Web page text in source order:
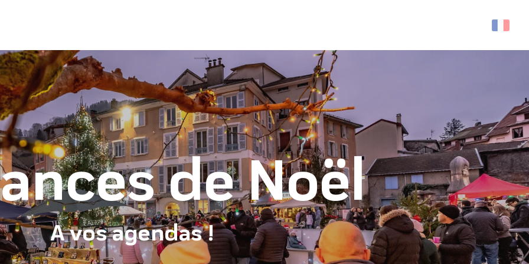
de Noël
A vos agendas !